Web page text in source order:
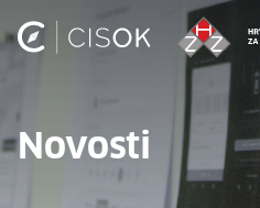
Novosti